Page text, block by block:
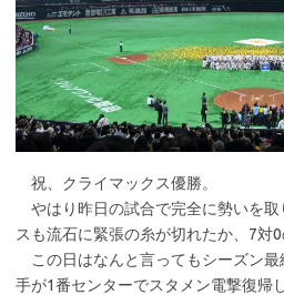
祝、クライマックス優勝。
やはり昨日の試合で完全に勢いを
スも流石に緊張の糸が切れたか、7対0
この日はなんと言ってもシーズン最
手が1番センターでスタメン電撃復帰